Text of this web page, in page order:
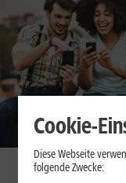
Cookie-
Diese Webseite
folgende Zwecke: